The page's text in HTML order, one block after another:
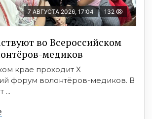
7 АВГУСТА 2026, 17:04 132
во Всероссийском
медиков
крае проходит X
форум волонтёров-медиков. В
...